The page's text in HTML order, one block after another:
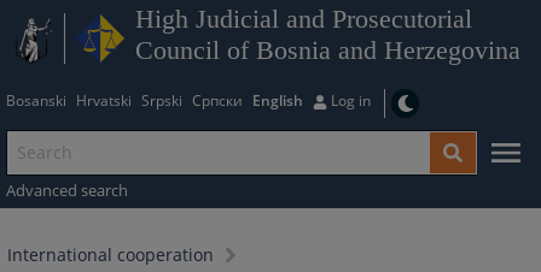
High Judicial and Prosecutorial
Council of Bosnia and Herzegovina
Bosanski Hrvatski Srpski Српски English Log in
Advanced search
International cooperation